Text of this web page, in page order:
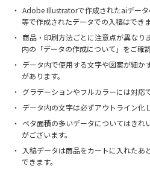
Adobe Illustratorで作成されたaiデー
等で作成されたデータでの入稿はできま
商品・印刷方法ごとに注意点が異なり
内の「データの作成について」をご確
データ内で使用する文字や図案が細か
があります。
グラデーションやフルカラーには対応
データ内の文字は必ずアウトライン化
ベタ面積の多いデータについてはきれ
がございます。
入稿データは商品をカートに入れたあ
できます。